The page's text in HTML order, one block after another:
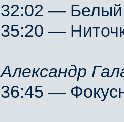
32:02 — Белый
35:20 —
Александр
36:45 —